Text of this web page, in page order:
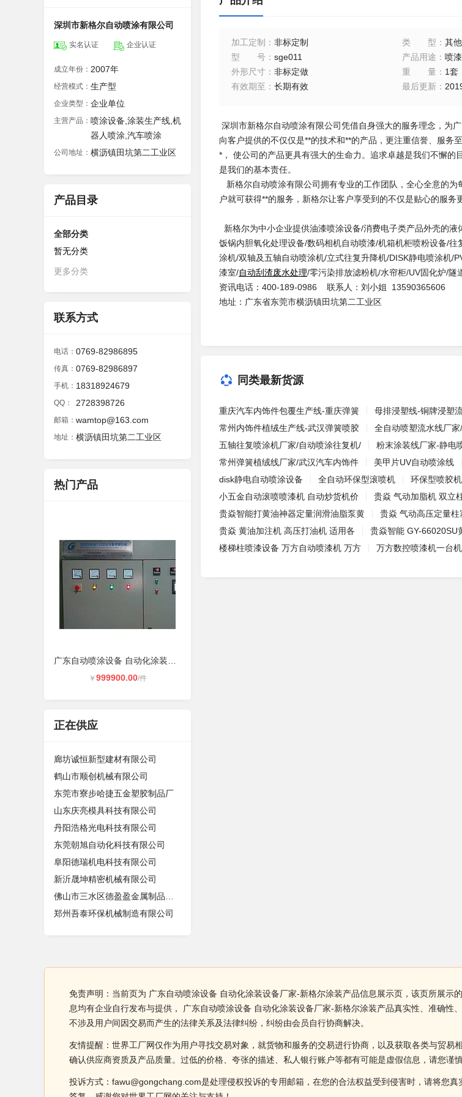
深圳市新格尔自动喷涂有限公司
实名认证 企业认证
成立年份： 2007年
经营模式： 生产型
企业类型： 企业单位
主营产品： 喷涂设备,涂装生产线,机
器人喷涂,汽车喷涂
公司地址： 横沥镇田坑第二工业区
产品目录
全部分类
暂无分类
更多分类
联系方式
电话： 0769-82986895
传真： 0769-82986897
手机： 18318924679
QQ： 2728398726
邮箱： wamtop@163.com
地址： 横沥镇田坑第二工业区
热门产品
￥ 999900.00/件
正在供应
廊坊诚恒新型建材有限公司
鹤山市顺创机械有限公司
东莞市寮步哈捷五金塑胶制品厂
山东庆亮模具科技有限公司
丹阳浩格光电科技有限公司
东莞朝旭自动化科技有限公司
阜阳德瑞机电科技有限公司
新沂晟坤精密机械有限公司
郑州吾泰环保机械制造有限公司
加工定制 ： 非标定制 类型 ： 其他
型号 ： sge011 产品用途 ： 喷漆
外形尺寸 ： 非标定做 重量： 1套
有效期至 ： 长期有效 最后更新：
深圳市新格尔自动喷涂有限公司凭借自身强大的服务理念，为
向客户提供的不仅仅是**的技术和**的产品，更注重信誉、服务
*， 使公司的产品更具有强大的生命力。追求卓越是我们不懈
是我们的基本责任。
新格尔自动喷涂有限公司拥有专业的工作团队， 全心全意的为
户就可获得**的服务，新格尔让客户享受到的不仅是贴心的服务
新格尔为中小企业提供油漆喷涂设备/消费电子类产品外壳的液
饭锅内胆氧化处理设备/数码相机自动喷漆/机箱机柜喷粉设备/
涂机/双轴及五轴自动喷涂机/立式往复升降机/DISK静电喷涂机/
漆室/自动刮渣废水处理/零污染排放滤粉机/水帘柜/UV固化炉/隧
资讯电话：400-189-0986 联系人：刘小姐 13590365606
地址：广东省东莞市横沥镇田坑第二工业区
同类最新货源
重庆汽车内饰件包覆生产线-重庆弹簧 母排浸塑线-铜牌浸塑
常州内饰件植绒生产线-武汉弹簧喷胶
全自动喷塑流水线厂
五轴往复喷涂机厂家/自动喷涂往复机/
粉末涂装线厂家-静电
常州弹簧植绒线厂家/武汉汽车内饰件
美甲片UV自动喷涂线
disk静电自动喷涂设备
全自动环保型滚喷机 环保型喷胶机
小五金自动滚喷喷漆机 自动炒货机价
贵焱 气动加脂机 双立
贵焱智能打黄油神器定量润滑油脂泵黄
贵焱 气动高压定量
贵焱 黄油加注机 高压打油机 适用各
贵焱智能 GY-66020SU
楼梯柱喷漆设备 万方自动喷漆机 万方
万方数控喷漆机一台
免责声明：当前页为 广东自动喷涂设备 自动化涂装设备厂家-新格尔涂装产品信息展示页，该页所展
息均有企业自行发布与提供， 广东自动喷涂设备 自动化涂装设备厂家-新格尔涂装产品真实性、准确
不涉及用户间因交易而产生的法律关系及法律纠纷，纠纷由会员自行协商解决。
友情提醒：世界工厂网仅作为用户寻找交易对象，就货物和服务的交易进行协商，以及获取各类与贸
确认供应商资质及产品质量。过低的价格、夸张的描述、私人银行账户等都有可能是虚假信息，请您谨
投诉方式：fawu@gongchang.com是处理侵权投诉的专用邮箱，在您的合法权益受到侵害时，请将您